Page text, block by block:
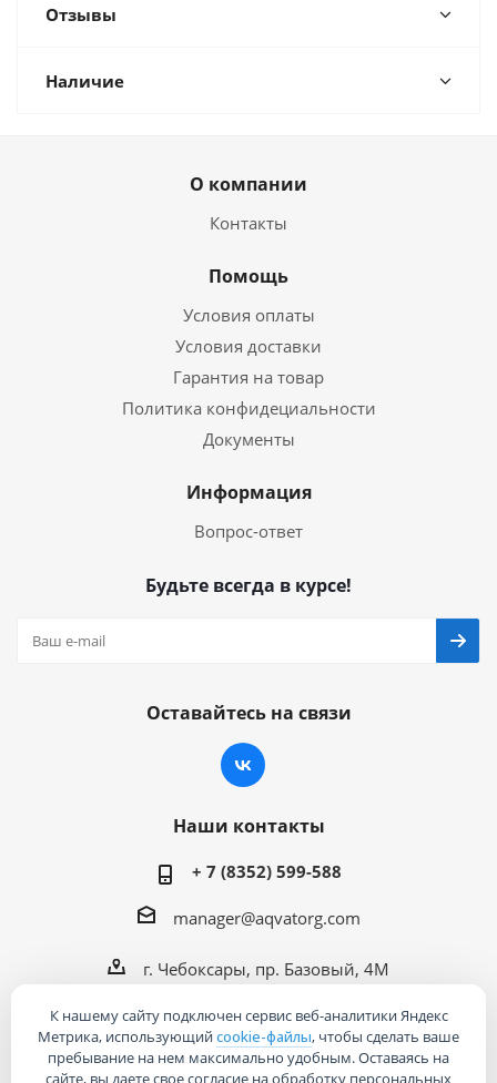
Отзывы
Наличие
О компании
Контакты
Помощь
Условия оплаты
Условия доставки
Гарантия на товар
Политика конфидециальности
Документы
Информация
Вопрос-ответ
Будьте всегда в курсе!
Оставайтесь на связи
Наши контакты
+ 7 (8352) 599-588
manager@aqvatorg.com
г. Чебоксары, пр. Базовый, 4М
К нашему сайту подключен сервис веб-аналитики Яндекс
Метрика, использующийcookie-файлы, чтобы сделать ваше
пребывание на нем максимально удобным. Оставаясь на
сайте, вы даете свое согласие на обработку персональных